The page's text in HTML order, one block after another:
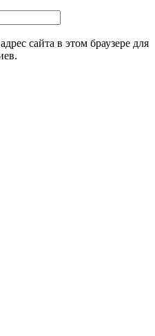
сайта в этом браузере для